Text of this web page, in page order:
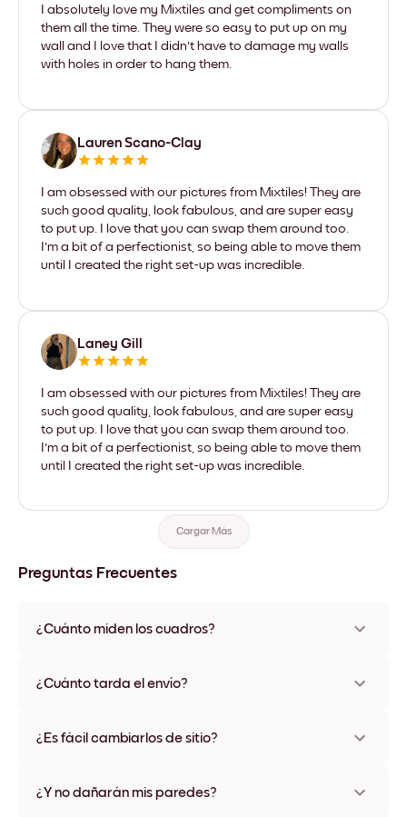
I absolutely love my Mixtiles and get compliments on
them all the time. They were so easy to put up on my
wall and I love that I didn't have to damage my walls
with holes in order to hang them.
Lauren Scano-Clay
I am obsessed with our pictures from Mixtiles! They are
such good quality, look fabulous, and are super easy
to put up. I love that you can swap them around too.
I'm a bit of a perfectionist, so being able to move them
until I created the right set-up was incredible.
Laney Gill
I am obsessed with our pictures from Mixtiles! They are
such good quality, look fabulous, and are super easy
to put up. I love that you can swap them around too.
I'm a bit of a perfectionist, so being able to move them
until I created the right set-up was incredible.
Cargar Más
Preguntas Frecuentes
¿Cuánto miden los cuadros?
varios materiales y colores de marco, incluidas opciones sin
¿Cuánto tarda el envío?
disponibles en algunos países. Te enviaremos un número de
¿Es fácil cambiarlos de sitio?
ningún daño
¿Y no dañarán mis paredes?